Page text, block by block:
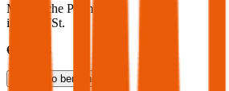
Monatliche Prämie
inkl. mVSt.
€ 100,43
Teilkasko berechnen